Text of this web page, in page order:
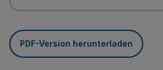
PDF-Version herunterladen